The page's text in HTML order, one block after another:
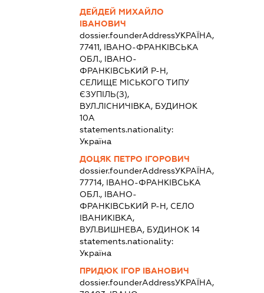
ДЕЙДЕЙ МИХАЙЛО
ІВАНОВИЧ
dossier.founderAddressУКРАЇНА,
77411, ІВАНО-ФРАНКІВСЬКА
ОБЛ., ІВАНО-
ФРАНКІВСЬКИЙ Р-Н,
СЕЛИЩЕ МІСЬКОГО ТИПУ
ЄЗУПІЛЬ(З),
ВУЛ.ЛІСНИЧІВКА, БУДИНОК
10А
statements.nationality:
Україна
ДОЦЯК ПЕТРО ІГОРОВИЧ
dossier.founderAddressУКРАЇНА,
77714, ІВАНО-ФРАНКІВСЬКА
ОБЛ., ІВАНО-
ФРАНКІВСЬКИЙ Р-Н, СЕЛО
ІВАНИКІВКА,
ВУЛ.ВИШНЕВА, БУДИНОК 14
statements.nationality:
Україна
ПРИДЮК ІГОР ІВАНОВИЧ
dossier.founderAddressУКРАЇНА,